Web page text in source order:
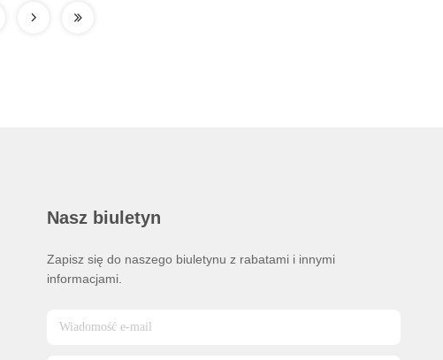
Nasz biuletyn
Zapisz się do naszego biuletynu z rabatami i innymi
informacjami.